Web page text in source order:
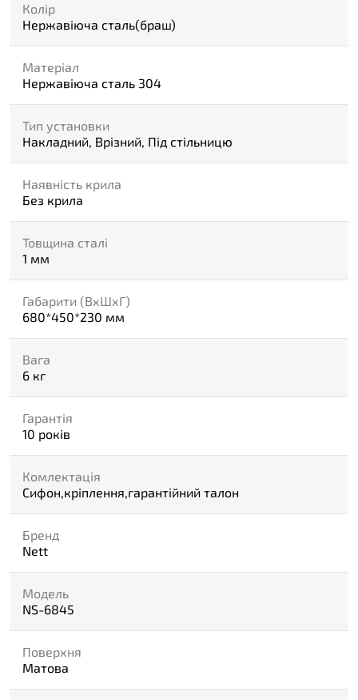
Колір
Нержавіюча сталь(браш)
Матеріал
Нержавіюча сталь 304
Тип установки
Накладний, Врізний, Під стільницю
Наявність крила
Без крила
Товщина сталі
1 мм
Габарити (ВхШхГ)
680*450*230 мм
Вага
6 кг
Гарантія
10 років
Комлектація
Сифон,кріплення,гарантійний талон
Бренд
Nett
Модель
NS-6845
Поверхня
Матова